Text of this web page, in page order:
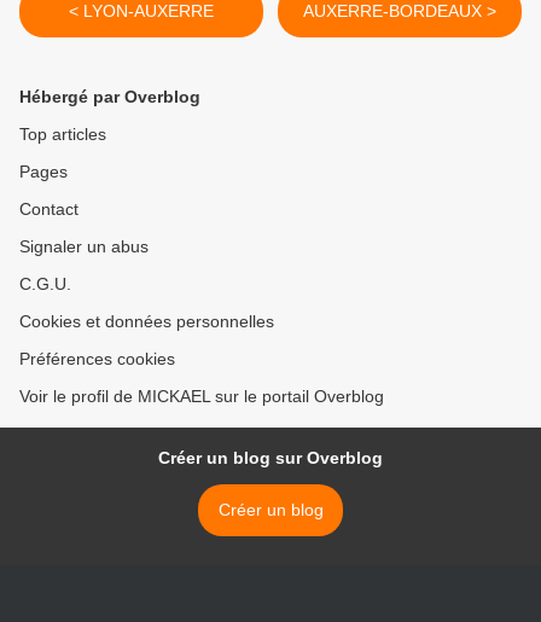
< LYON-AUXERRE AUXERRE-BORDEAUX >
Hébergé par Overblog
Top articles
Pages
Contact
Signaler un abus
C.G.U.
Cookies et données personnelles
Préférences cookies
Voir le profil de MICKAEL sur le portail Overblog
Créer un blog sur Overblog
Créer un blog